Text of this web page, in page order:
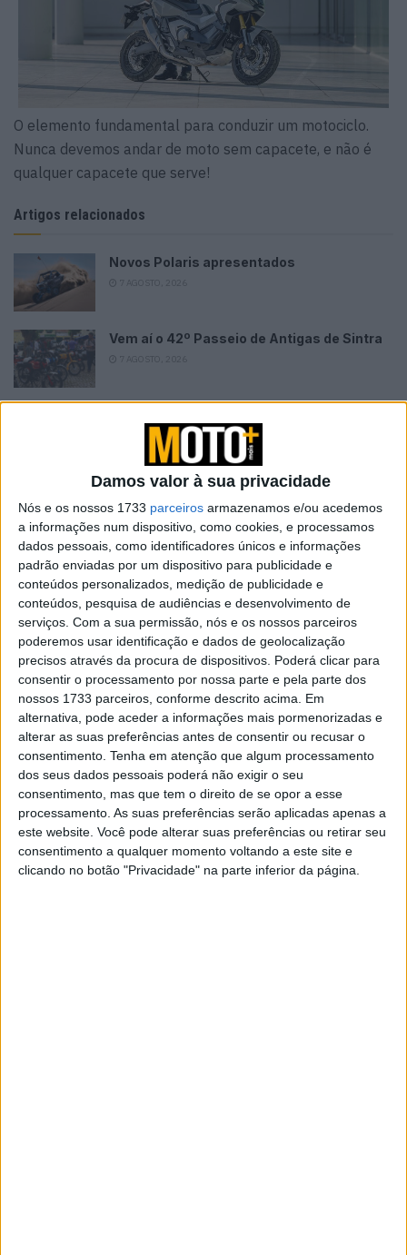
Damos valor à sua privacidade
Nós e os nossos 1733 parceiros armazenamos e/ou acedemos
a informações num dispositivo, como cookies, e processamos
dados pessoais, como identificadores únicos e informações
padrão enviadas por um dispositivo para publicidade e
conteúdos personalizados, medição de publicidade e
conteúdos, pesquisa de audiências e desenvolvimento de
serviços. Com a sua permissão, nós e os nossos parceiros
poderemos usar identificação e dados de geolocalização
precisos através da procura de dispositivos. Poderá clicar para
consentir o processamento por nossa parte e pela parte dos
nossos 1733 parceiros, conforme descrito acima. Em
alternativa, pode aceder a informações mais pormenorizadas e
alterar as suas preferências antes de consentir ou recusar o
consentimento. Tenha em atenção que algum processamento
dos seus dados pessoais poderá não exigir o seu
consentimento, mas que tem o direito de se opor a esse
processamento. As suas preferências serão aplicadas apenas a
este website. Você pode alterar suas preferências ou retirar seu
consentimento a qualquer momento voltando a este site e
clicando no botão "Privacidade" na parte inferior da página.
O elemento fundamental para conduzir um motociclo.
Nunca devemos andar de moto sem capacete, e não é
qualquer capacete que serve!
Artigos relacionados
Novos Polaris apresentados
Vem aí o 42º Passeio de Antigas de Sintra
homologação correspondente. Note que a aprovação
pode variar de um país para outro. Para a zona europeia,
o regulamento de aprovação válido é o ECE/ONU R22. Se
o seu capacete não tiver uma etiqueta que indique que
cumpre a aprovação europeia, ou tiver uma diferente,
mesmo que seja seguro, poderá ser multado por utilizar
um item não aprovado para utilização.
No mundo dos capacetes podemos encontrar três tipos
diferentes ojet, modular e o integral. Além disso, o
mercado oferece uma enorme variedade de modelos.
Encontramo-los feitas de diferentes materiais como
plásticos e fibras, sendo estas últimas as que oferecem
melhores resultados devido à sua maior leveza e boa
resistência. Também é importante ter um fecho de
qualidade. Existem três tipos no mercado: automático,